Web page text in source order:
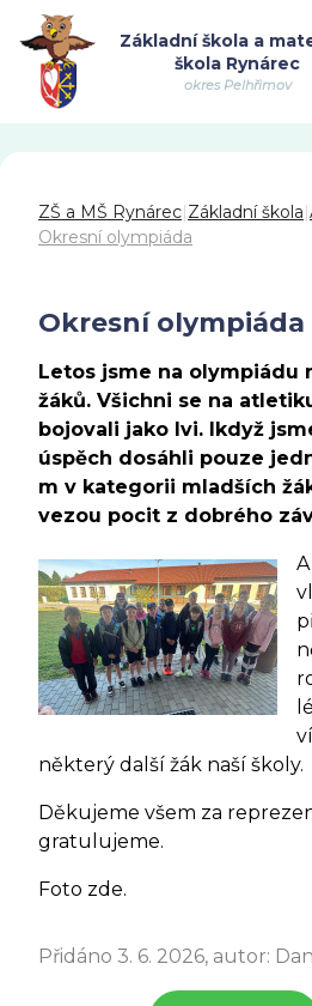
Základní škola a
škola Rynárec
okres Pelhřimov
ZŠ a MŠ Rynárec|Základní škola|
Okresní olympiáda
Okresní olympiáda
Letos jsme na olympiádu
žáků. Všichni se na
bojovali jako lvi. Ikdyž
úspěch dosáhli pouze
m v kategorii mladších
vezou pocit z dobrého
některý další žák naší školy.
Děkujeme všem za
gratulujeme.
Foto zde.
Přidáno 3. 6. 2026, autor: